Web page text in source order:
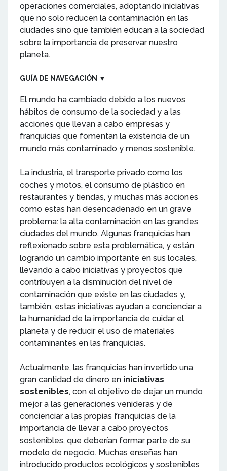
operaciones comerciales, adoptando iniciativas
que no solo reducen la contaminación en las
ciudades sino que también educan a la sociedad
sobre la importancia de preservar nuestro
planeta.
GUÍA DE NAVEGACIÓN ▼
El mundo ha cambiado debido a los nuevos
hábitos de consumo de la sociedad y a las
acciones que llevan a cabo empresas y
franquicias que fomentan la existencia de un
mundo más contaminado y menos sostenible.
La industria, el transporte privado como los
coches y motos, el consumo de plástico en
restaurantes y tiendas, y muchas más acciones
como estas han desencadenado en un grave
problema: la alta contaminación en las grandes
ciudades del mundo. Algunas franquicias han
reflexionado sobre esta problemática, y están
logrando un cambio importante en sus locales,
llevando a cabo iniciativas y proyectos que
contribuyen a la disminución del nivel de
contaminación que existe en las ciudades y,
también, estas iniciativas ayudan a concienciar a
la humanidad de la importancia de cuidar el
planeta y de reducir el uso de materiales
contaminantes en las franquicias.
Actualmente, las franquicias han invertido una
gran cantidad de dinero en iniciativas
sostenibles, con el objetivo de dejar un mundo
mejor a las generaciones venideras y de
concienciar a las propias franquicias de la
importancia de llevar a cabo proyectos
sostenibles, que deberían formar parte de su
modelo de negocio. Muchas enseñas han
introducido productos ecológicos y sostenibles